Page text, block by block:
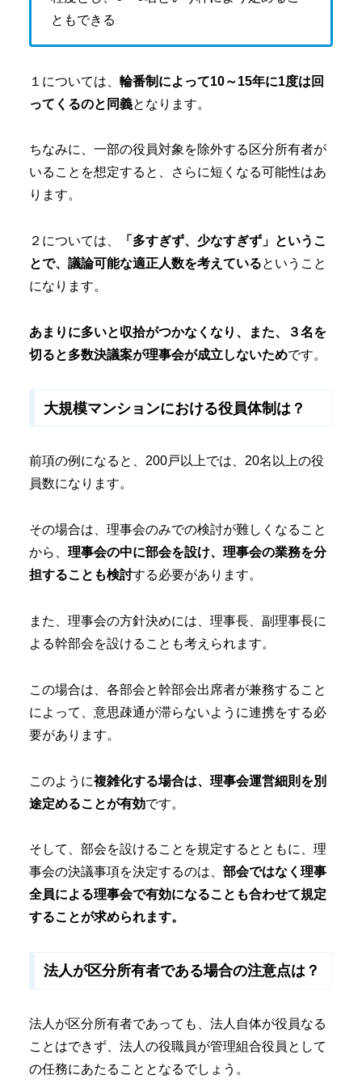
ともできる
１については、 輪番制によって10～15年に1度は回
ってくるのと同義となります。
ちなみに、一部の役員対象を除外する区分所有者が
いることを想定すると、さらに短くなる可能性はあ
ります。
２については、
「多すぎず、少なすぎず」というこ
とで、議論可能な適正人数を考えているということ
になります。
あまりに多いと収拾がつかなくなり、また、３名を
切ると多数決議案が理事会が成立しないためです。
大規模マンションにおける役員体制は？
前項の例になると、200戸以上では、20名以上の役
員数になります。
その場合は、理事会のみでの検討が難しくなること
から、 理事会の中に部会を設け、理事会の業務を分
担することも検討する必要があります。
また、理事会の方針決めには、理事長、副理事長に
よる幹部会を設けることも考えられます。
この場合は、各部会と幹部会出席者が兼務すること
によって、意思疎通が滞らないように連携をする必
要があります。
このように複雑化する場合は、理事会運営細則を別
途定めることが有効です。
そして、部会を設けることを規定するとともに、理
事会の決議事項を決定するのは、 部会ではなく理事
全員による理事会で有効になることも合わせて規定
することが求められます。
法人が区分所有者である場合の注意点は？
法人が区分所有者であっても、法人自体が役員なる
ことはできず、法人の役職員が管理組合役員として
の任務にあたることとなるでしょう。